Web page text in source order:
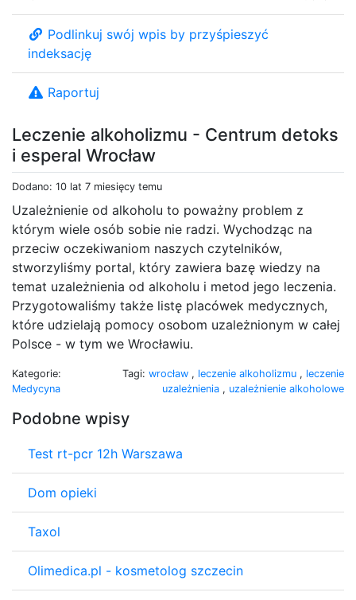
Leczenie alkoholizmu - Centrum detoks
i esperal Wrocław
Dodano: 10 lat 7 miesięcy temu
Uzależnienie od alkoholu to poważny problem z
którym wiele osób sobie nie radzi. Wychodząc na
przeciw oczekiwaniom naszych czytelników,
stworzyliśmy portal, który zawiera bazę wiedzy na
temat uzależnienia od alkoholu i metod jego leczenia.
Przygotowaliśmy także listę placówek medycznych,
które udzielają pomocy osobom uzależnionym w całej
Polsce - w tym we Wrocławiu.
Kategorie:
Medycyna
Tagi: wrocław , leczenie alkoholizmu , leczenie
uzależnienia , uzależnienie alkoholowe
Podobne wpisy
Test rt-pcr 12h Warszawa
Dom opieki
Taxol
Olimedica.pl - kosmetolog szczecin
Podlinkuj swój wpis by przyśpieszyć
indeksację
Raportuj